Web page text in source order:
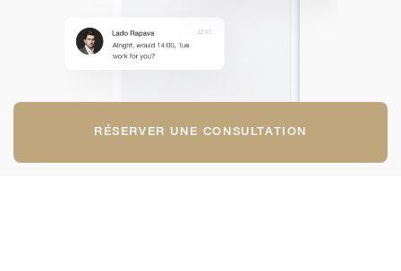
RÉSERVER UNE CONSULTATION